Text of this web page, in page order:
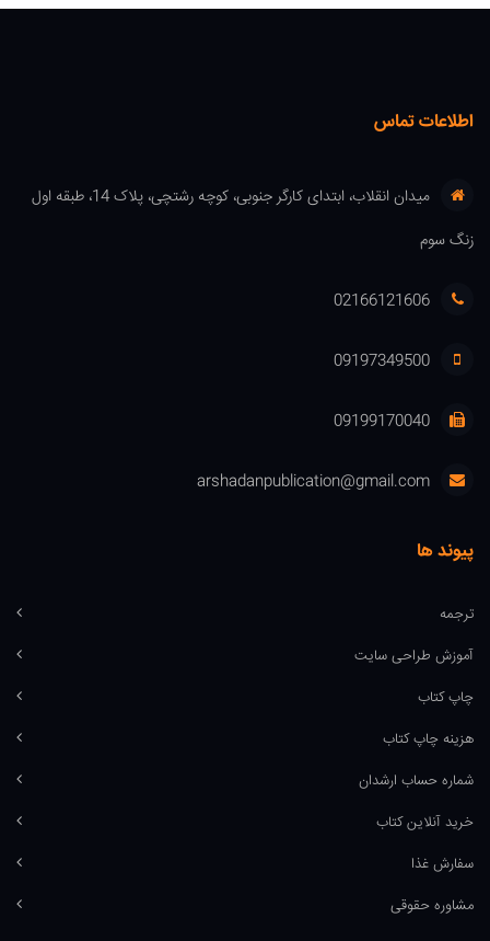
اطلاعات تماس
میدان انقلاب، ابتدای کارگر جنوبی، کوچه رشتچی، پلاک 14، طبقه اول
زنگ سوم
02166121606
09197349500
09199170040
arshadanpublication@gmail.com
پیوند ها
ترجمه
آموزش طراحی سایت
چاپ کتاب
هزینه چاپ کتاب
شماره حساب ارشدان
خرید آنلاین کتاب
سفارش غذا
مشاوره حقوقی